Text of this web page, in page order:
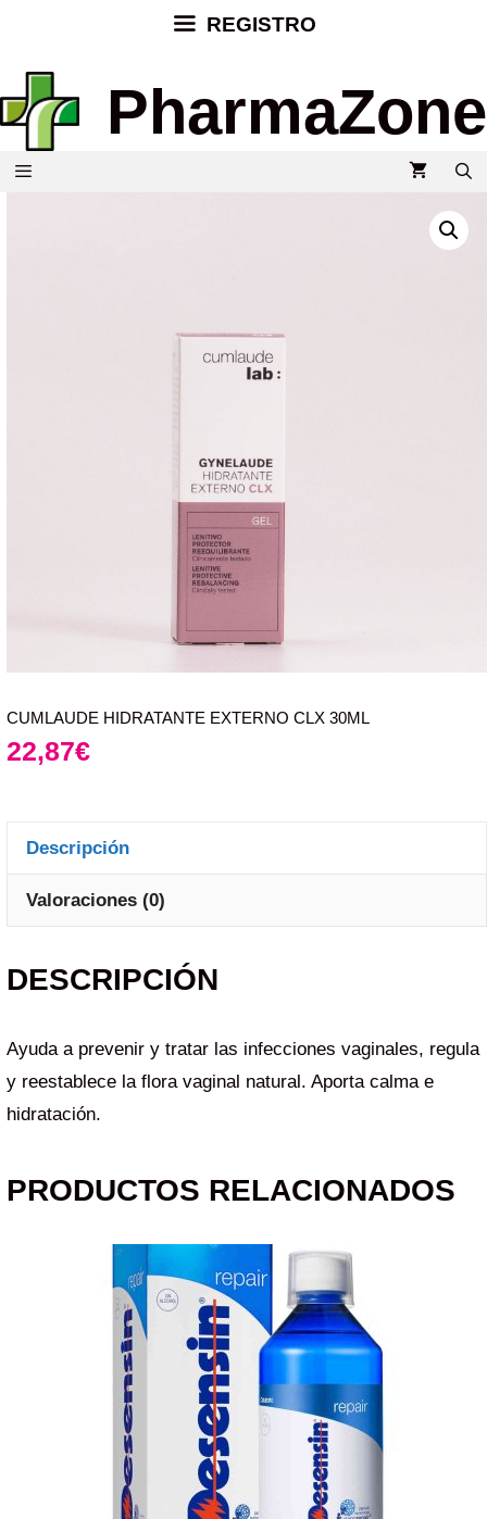
REGISTRO
PharmaZone
CUMLAUDE HIDRATANTE EXTERNO CLX 30ML
22,87€
Descripción
Valoraciones (0)
DESCRIPCIÓN
Ayuda a prevenir y tratar las infecciones vaginales, regula
y reestablece la flora vaginal natural. Aporta calma e
hidratación.
PRODUCTOS RELACIONADOS